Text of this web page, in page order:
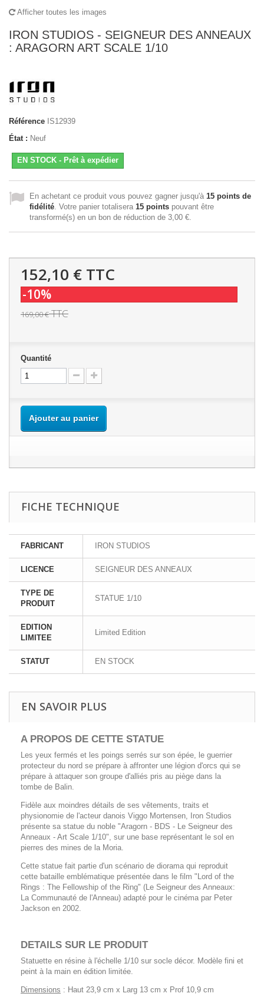
Afficher toutes les images
IRON STUDIOS - SEIGNEUR DES ANNEAUX
: ARAGORN ART SCALE 1/10
Référence IS12939
État : Neuf
EN STOCK - Prêt à expédier
En achetant ce produit vous pouvez gagner jusqu'à 15 points de
fidélité . Votre panier totalisera 15 points pouvant être
transformé(s) en un bon de réduction de 3,00 €
152,10 € TTC
-10%
169,00 €TTC
Quantité
Ajouter au panier
FICHE TECHNIQUE
FABRICANT IRON STUDIOS
LICENCE SEIGNEUR DES ANNEAUX
TYPE DE
PRODUIT
STATUE 1/10
EDITION
LIMITEE
Limited Edition
STATUT EN STOCK
EN SAVOIR PLUS
A PROPOS DE CETTE STATUE
Les yeux fermés et les poings serrés sur son épée, le guerrier
protecteur du nord se prépare à affronter une légion d'orcs qui se
prépare à attaquer son groupe d'alliés pris au piège dans la
tombe de Balin.
Fidèle aux moindres détails de ses vêtements, traits et
physionomie de l'acteur danois Viggo Mortensen, Iron Studios
présente sa statue du noble "Aragorn - BDS - Le Seigneur des
Anneaux - Art Scale 1/10", sur une base représentant le sol en
pierres des mines de la Moria.
Cette statue fait partie d'un scénario de diorama qui reproduit
cette bataille emblématique présentée dans le film "Lord of the
Rings : The Fellowship of the Ring" (Le Seigneur des Anneaux:
La Communauté de l'Anneau) adapté pour le cinéma par Peter
Jackson en 2002.
DETAILS SUR LE PRODUIT
Statuette en résine à l'échelle 1/10 sur socle décor. Modèle fini et
peint à la main en édition limitée.
Dimensions : Haut 23,9 cm x Larg 13 cm x Prof 10,9 cm